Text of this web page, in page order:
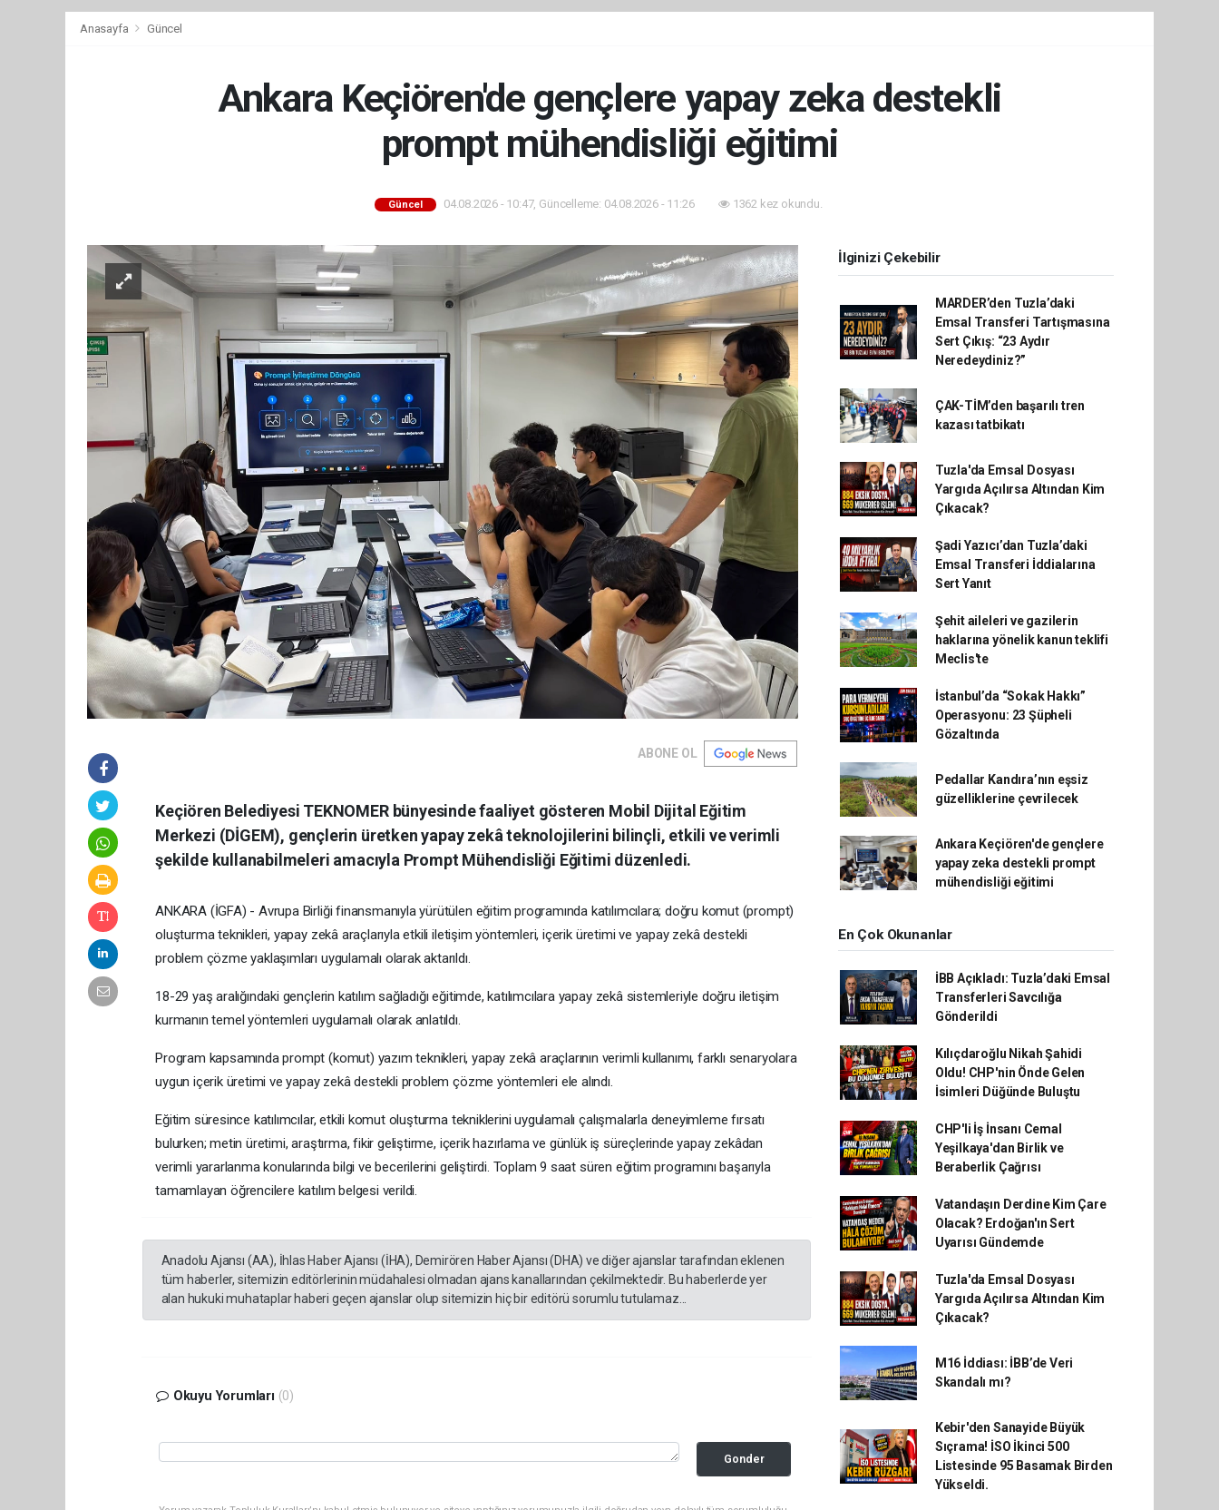
Anasayfa Güncel
Ankara Keçiören'de gençlere yapay zeka destekli
prompt mühendisliği eğitimi
Güncel 04.08.2026 - 10:47, Güncelleme: 04.08.2026 - 11:26 1362 kez okundu.
ABONE OL
Keçiören Belediyesi TEKNOMER bünyesinde faaliyet gösteren Mobil Dijital Eğitim
Merkezi (DİGEM), gençlerin üretken yapay zekâ teknolojilerini bilinçli, etkili ve verimli
şekilde kullanabilmeleri amacıyla Prompt Mühendisliği Eğitimi düzenledi.
ANKARA (İGFA) - Avrupa Birliği finansmanıyla yürütülen eğitim programında katılımcılara; doğru komut (prompt)
oluşturma teknikleri, yapay zekâ araçlarıyla etkili iletişim yöntemleri, içerik üretimi ve yapay zekâ destekli
problem çözme yaklaşımları uygulamalı olarak aktarıldı.
18-29 yaş aralığındaki gençlerin katılım sağladığı eğitimde, katılımcılara yapay zekâ sistemleriyle doğru iletişim
kurmanın temel yöntemleri uygulamalı olarak anlatıldı.
Program kapsamında prompt (komut) yazım teknikleri, yapay zekâ araçlarının verimli kullanımı, farklı senaryolara
uygun içerik üretimi ve yapay zekâ destekli problem çözme yöntemleri ele alındı.
Eğitim süresince katılımcılar, etkili komut oluşturma tekniklerini uygulamalı çalışmalarla deneyimleme fırsatı
bulurken; metin üretimi, araştırma, fikir geliştirme, içerik hazırlama ve günlük iş süreçlerinde yapay zekâdan
verimli yararlanma konularında bilgi ve becerilerini geliştirdi. Toplam 9 saat süren eğitim programını başarıyla
tamamlayan öğrencilere katılım belgesi verildi.
Anadolu Ajansı (AA), İhlas Haber Ajansı (İHA), Demirören Haber Ajansı (DHA) ve diğer ajanslar tarafından eklenen
tüm haberler, sitemizin editörlerinin müdahalesi olmadan ajans kanallarından çekilmektedir. Bu haberlerde yer
alan hukuki muhataplar haberi geçen ajanslar olup sitemizin hiç bir editörü sorumlu tutulamaz...
Okuyu Yorumları (0)
Gonder
İlginizi Çekebilir
MARDER’den Tuzla’daki
Emsal Transferi Tartışmasına
Sert Çıkış: “23 Aydır
Neredeydiniz?”
ÇAK-TİM’den başarılı tren
kazası tatbikatı
Tuzla'da Emsal Dosyası
Yargıda Açılırsa Altından Kim
Çıkacak?
Şadi Yazıcı’dan Tuzla’daki
Emsal Transferi İddialarına
Sert Yanıt
Şehit aileleri ve gazilerin
haklarına yönelik kanun teklifi
Meclis'te
İstanbul’da “Sokak Hakkı”
Operasyonu: 23 Şüpheli
Gözaltında
Pedallar Kandıra’nın eşsiz
güzelliklerine çevrilecek
Ankara Keçiören'de gençlere
yapay zeka destekli prompt
mühendisliği eğitimi
En Çok Okunanlar
İBB Açıkladı: Tuzla’daki Emsal
Transferleri Savcılığa
Gönderildi
Kılıçdaroğlu Nikah Şahidi
Oldu! CHP'nin Önde Gelen
İsimleri Düğünde Buluştu
CHP'li İş İnsanı Cemal
Yeşilkaya'dan Birlik ve
Beraberlik Çağrısı
Vatandaşın Derdine Kim Çare
Olacak? Erdoğan'ın Sert
Uyarısı Gündemde
Tuzla'da Emsal Dosyası
Yargıda Açılırsa Altından Kim
Çıkacak?
M16 İddiası: İBB’de Veri
Skandalı mı?
Kebir'den Sanayide Büyük
Sıçrama! İSO İkinci 500
Listesinde 95 Basamak Birden
Yükseldi.